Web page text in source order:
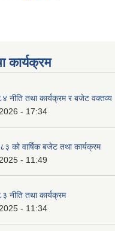
कार्यक्रम
नीति तथा कार्यक्रम र बजेट वक्तव्य
- 17:34
को वार्षिक बजेट तथा कार्यक्रम
- 11:49
तथा कार्यक्रम
- 11:34